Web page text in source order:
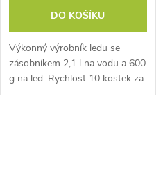
DO KOŠÍKU
Výkonný výrobník ledu se
zásobníkem 2,1 l na vodu a 600
g na led. Rychlost 10 kostek za
9 minut, displej, program na